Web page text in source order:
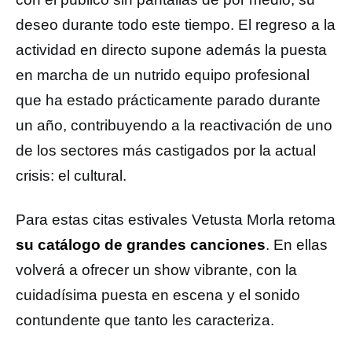
deseo durante todo este tiempo. El regreso a la
actividad en directo supone además la puesta
en marcha de un nutrido equipo profesional
que ha estado prácticamente parado durante
un año, contribuyendo a la reactivación de uno
de los sectores más castigados por la actual
crisis: el cultural.
Para estas citas estivales Vetusta Morla retoma
su catálogo de grandes canciones. En ellas
volverá a ofrecer un show vibrante, con la
cuidadísima puesta en escena y el sonido
contundente que tanto les caracteriza.